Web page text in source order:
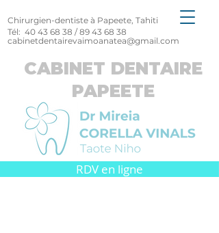
CABINET DENTAIRE
PAPEETE
Chirurgien-dentiste à Papeete, Tahiti
Tél: 40 43 68 38 /89 43 68 38
cabinetdentairevaimoanatea@gmail.com
RDV en ligne